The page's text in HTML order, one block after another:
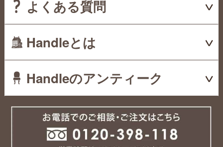
よくある質問
Handleとは
Handleのアンティーク